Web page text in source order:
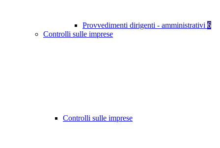
Provvedimenti dirigenti - amministrativi 6
Controlli sulle imprese
Controlli sulle imprese